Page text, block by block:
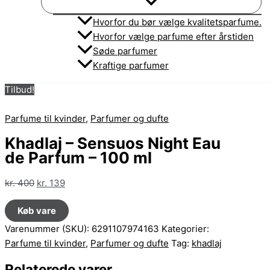
Hvorfor du bør vælge kvalitetsparfume.
Hvorfor vælge parfume efter årstiden
Søde parfumer
Kraftige parfumer
Tilbud!
Parfume til kvinder, Parfumer og dufte
Khadlaj – Sensuos Night Eau
de Parfum – 100 ml
kr.400 Den
oprindelige
pris
var:
kr. 400.
kr. 139Den
pris
er:
kr. 139.
Køb vare
Varenummer (SKU): 6291107974163 Kategorier:
Parfume til kvinder, Parfumer og dufte Tag: khadlaj